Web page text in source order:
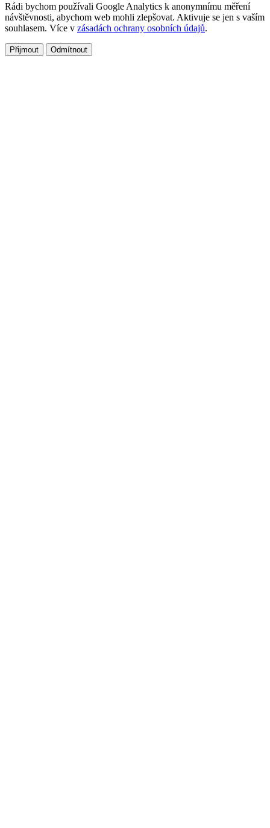
Rádi bychom používali Google Analytics k anonymnímu měření
návštěvnosti, abychom web mohli zlepšovat. Aktivuje se jen s vaším
souhlasem. Více v zásadách ochrany osobních údajů.
Přijmout Odmítnout